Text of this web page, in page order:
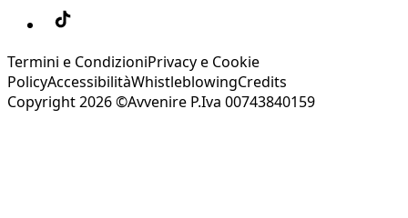
Termini e CondizioniPrivacy e Cookie
PolicyAccessibilitàWhistleblowingCredits
Copyright 2026 ©Avvenire P.Iva 00743840159